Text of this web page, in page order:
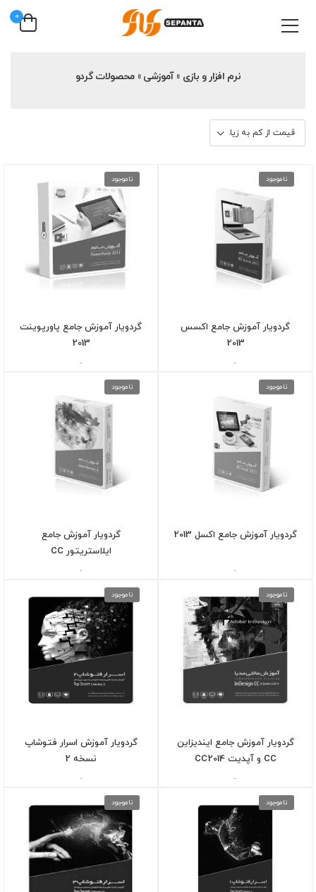
0
نرم افزار و بازی » آموزشی » محصولات گردو
ناموجود
گردویار آموزش جامع اکسس
2013
-
ناموجود
گردویار آموزش جامع پاورپوینت
2013
-
ناموجود
گردویار آموزش جامع اکسل 2013
-
ناموجود
گردویار آموزش جامع
ایلاستریتور CC
-
ناموجود
گردویار آموزش جامع ایندیزاین
CC و آپدیت CC2014
-
ناموجود
گردویار آموزش اسرار فتوشاپ
نسخه 2
-
ناموجود ناموجود